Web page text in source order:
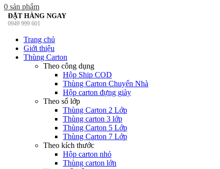
0 sản phẩm
ĐẶT HÀNG NGAY
0949 999 601
Trang chủ
Giới thiệu
Thùng Carton
Theo công dụng
Hộp Ship COD
Thùng Carton Chuyển Nhà
Hộp carton đựng giày
Theo số lớp
Thùng Carton 2 Lớp
Thùng carton 3 lớp
Thùng Carton 5 Lớp
Thùng Carton 7 Lớp
Theo kích thước
Hộp carton nhỏ
Thùng carton lớn